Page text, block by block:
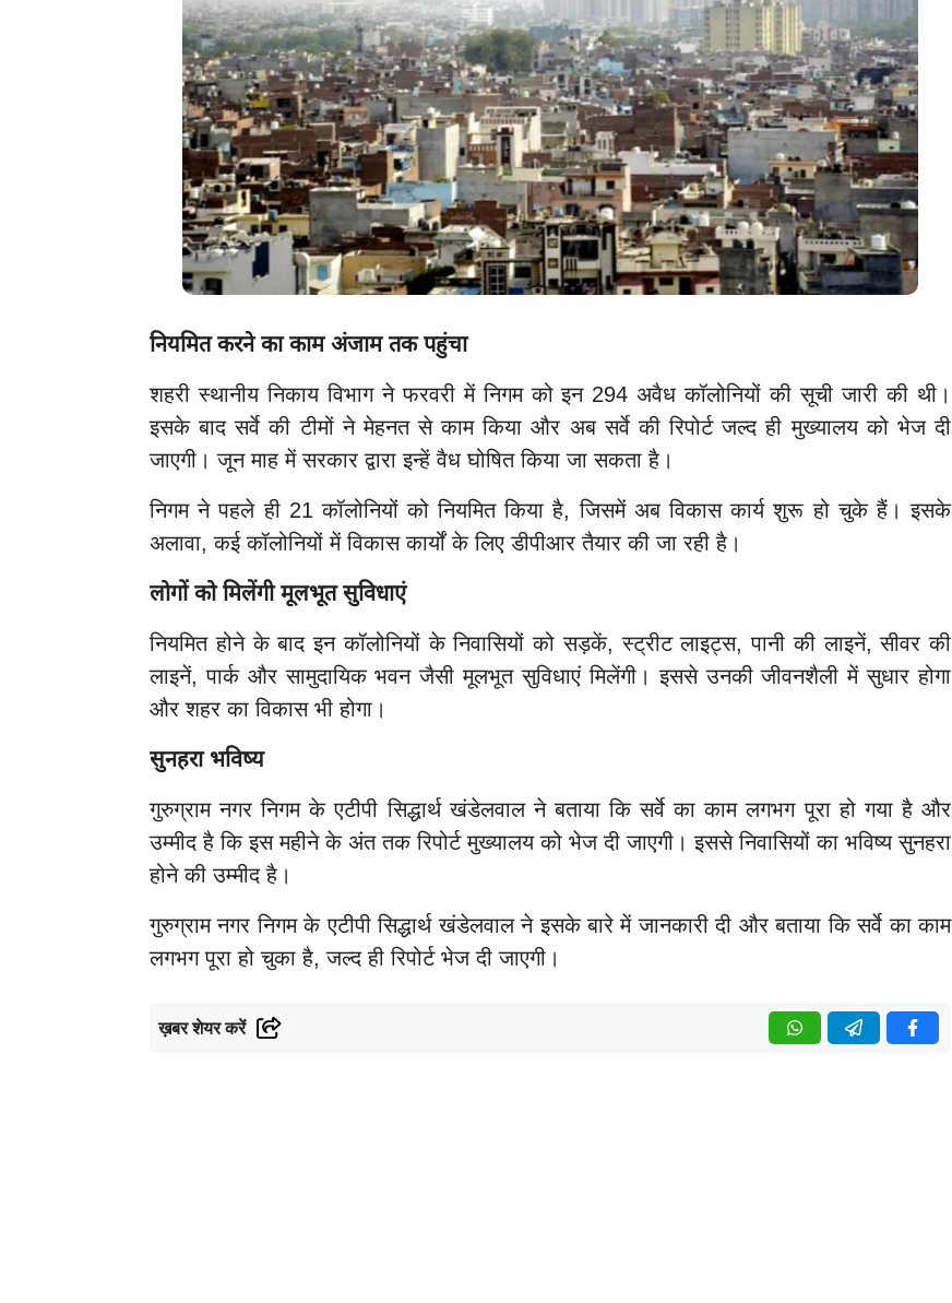
नियमित करने का काम अंजाम तक पहुंचा
शहरी स्थानीय निकाय विभाग ने फरवरी में निगम को इन 294 अवैध कॉलोनियों की सूची जारी की थी।
इसके बाद सर्वे की टीमों ने मेहनत से काम किया और अब सर्वे की रिपोर्ट जल्द ही मुख्यालय को भेज दी
जाएगी। जून माह में सरकार द्वारा इन्हें वैध घोषित किया जा सकता है।
निगम ने पहले ही 21 कॉलोनियों को नियमित किया है, जिसमें अब विकास कार्य शुरू हो चुके हैं। इसके
अलावा, कई कॉलोनियों में विकास कार्यों के लिए डीपीआर तैयार की जा रही है।
लोगों को मिलेंगी मूलभूत सुविधाएं
नियमित होने के बाद इन कॉलोनियों के निवासियों को सड़कें, स्ट्रीट लाइट्स, पानी की लाइनें, सीवर की
लाइनें, पार्क और सामुदायिक भवन जैसी मूलभूत सुविधाएं मिलेंगी। इससे उनकी जीवनशैली में सुधार होगा
और शहर का विकास भी होगा।
सुनहरा भविष्य
गुरुग्राम नगर निगम के एटीपी सिद्धार्थ खंडेलवाल ने बताया कि सर्वे का काम लगभग पूरा हो गया है और
उम्मीद है कि इस महीने के अंत तक रिपोर्ट मुख्यालय को भेज दी जाएगी। इससे निवासियों का भविष्य सुनहरा
होने की उम्मीद है।
गुरुग्राम नगर निगम के एटीपी सिद्धार्थ खंडेलवाल ने इसके बारे में जानकारी दी और बताया कि सर्वे का काम
लगभग पूरा हो चुका है, जल्द ही रिपोर्ट भेज दी जाएगी।
ख़बर शेयर करें